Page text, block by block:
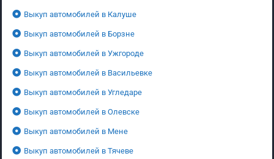
Выкуп автомобилей в Калуше
Выкуп автомобилей в Борзне
Выкуп автомобилей в Ужгороде
Выкуп автомобилей в Васильевке
Выкуп автомобилей в Угледаре
Выкуп автомобилей в Олевске
Выкуп автомобилей в Мене
Выкуп автомобилей в Тячеве